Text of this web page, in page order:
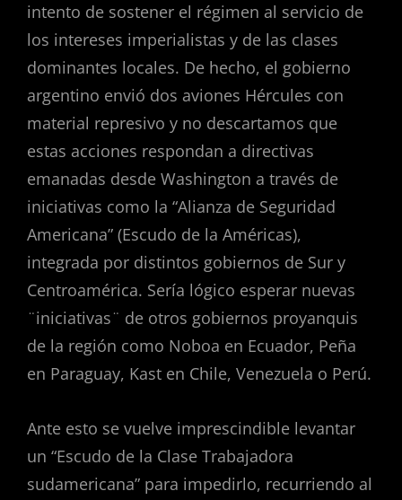
intento de sostener el régimen al servicio de
los intereses imperialistas y de las clases
dominantes locales. De hecho, el gobierno
argentino envió dos aviones Hércules con
material represivo y no descartamos que
estas acciones respondan a directivas
emanadas desde Washington a través de
iniciativas como la “Alianza de Seguridad
Americana” (Escudo de la Américas),
integrada por distintos gobiernos de Sur y
Centroamérica. Sería lógico esperar nuevas
¨iniciativas¨ de otros gobiernos proyanquis
de la región como Noboa en Ecuador, Peña
en Paraguay, Kast en Chile, Venezuela o Perú.
Ante esto se vuelve imprescindible levantar
un “Escudo de la Clase Trabajadora
sudamericana” para impedirlo, recurriendo al